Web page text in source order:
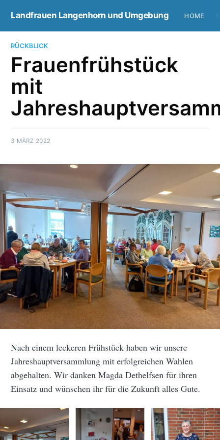
Landfrauen Langenhorn und Umgebung HOME
RÜCKBLICK
Frauenfrühstück
mit
3 MÄRZ 2022
Nach einem leckeren Frühstück haben wir unsere
Jahreshauptversammlung mit erfolgreichen Wahlen
abgehalten. Wir danken Magda Dethelfsen für ihren
Einsatz und wünschen ihr für die Zukunft alles Gute.